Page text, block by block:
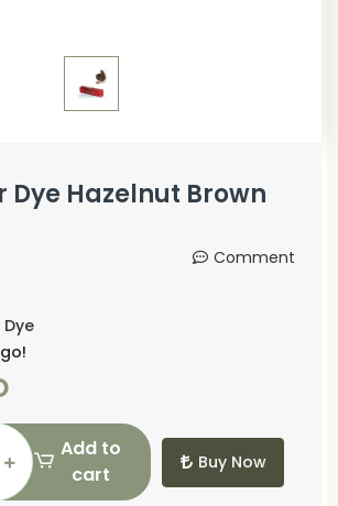
Dye Hazelnut Brown
Comment
Dye
Add to
cart
Buy Now